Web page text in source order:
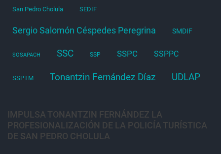
San Pedro Cholula SEDIF
Sergio Salomón Céspedes Peregrina SMDIF
SOSAPACH SSC SSP SSPC SSPPC
SSPTM Tonantzin Fernández Díaz UDLAP
IMPULSA TONANTZIN FERNÁNDEZ LA
PROFESIONALIZACIÓN DE LA POLICÍA TURÍSTICA
DE SAN PEDRO CHOLULA